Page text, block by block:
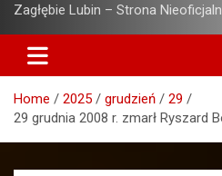
Zagłębie Lubin – Strona
Home 2025 grudzień
29
29 grudnia 2008 r. zmarł Ryszard